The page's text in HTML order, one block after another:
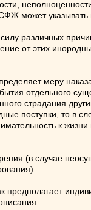
может указывать
различных
от этих
меру
отдельного
страдания
поступки, то в
к жизни
(в случае
предполагает